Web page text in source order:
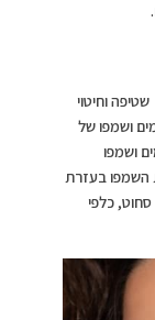
וחיטוי
ושמפו של
ושמפו
את השמפו בעזרת
כלפי